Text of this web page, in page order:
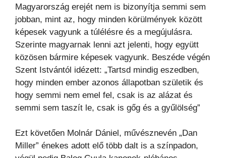
Magyarország erejét nem is bizonyítja semmi sem
jobban, mint az, hogy minden körülmények között
képesek vagyunk a túlélésre és a megújulásra.
Szerinte magyarnak lenni azt jelenti, hogy együtt
közösen bármire képesek vagyunk. Beszéde végén
Szent Istvántól idézett: „Tartsd mindig eszedben,
hogy minden ember azonos állapotban születik és
hogy semmi nem emel fel, csak is az alázat és
semmi sem taszít le, csak is gőg és a gyűlölség”
Ezt követően Molnár Dániel, művésznevén „Dan
Miller” énekes adott elő több dalt is a színpadon,